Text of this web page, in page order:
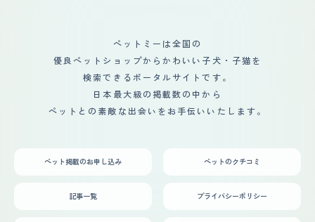
時も、何か家の外にいて(例えば鳥やその他動物等々、そ
の他車や人が通る等々)、私に報せてくれる感じで鳴く感
外に響いたり、それがご近所迷惑になってもいけないの
で、気をつけてはいます。 【総評】 パピヨンは、元気で
可愛く、従順なタイプかなと思います。 とても賢くて優
は、まだとても小さい時で、からだが弱く係の方の手によ
というのもわかっていて、でもその上でこの子にしたい、
すごく不安でした。実際お迎えしたところ餌を食べない、
夜鳴きをするなどのことが起きました。私は死なせてはい
けない死なないだろうかと考えてしまい子犬にほぼ付きっ
きりでお世話をしていました。 今ではそのような不安を
感じさせないくらい天真爛漫でかわいい子に育ちました。
犬を飼ったことで近所の人との交流会ができたり実家によ
く帰るようになったりするようになりました。 お出かけ
す。
ペットミーは全国の
優良ペットショップからかわいい子犬・子猫を
検索できるポータルサイトです。
日本最大級の掲載数の中から
ペットとの素敵な出会いをお手伝いいたします。
ペット掲載のお申し込み ペットのクチコミ
記事一覧 プライバシーポリシー